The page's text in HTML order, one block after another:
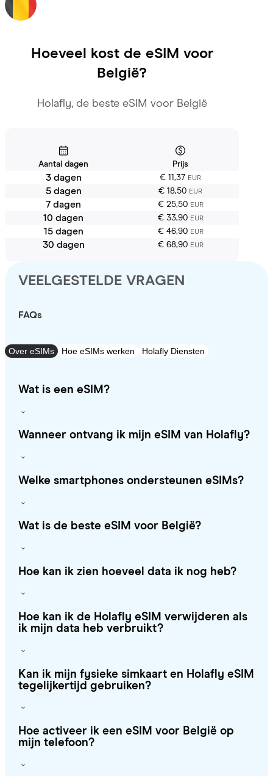
Hoeveel kost de eSIM voor
België?
Holafly, de beste eSIM voor België
Aantal dagen Prijs
3 dagen € 11,37 EUR
5 dagen € 18,50 EUR
7 dagen € 25,50 EUR
10 dagen € 33,90 EUR
15 dagen € 46,90 EUR
30 dagen € 68,90 EUR
VEELGESTELDE VRAGEN
FAQs
Over eSIMs Hoe eSIMs werken Holafly Diensten
Wat is een eSIM?
Wanneer ontvang ik mijn eSIM van Holafly?
Welke smartphones ondersteunen eSIMs?
Wat is de beste eSIM voor België?
Hoe kan ik zien hoeveel data ik nog heb?
Hoe kan ik de Holafly eSIM verwijderen als
ik mijn data heb verbruikt?
Kan ik mijn fysieke simkaart en Holafly eSIM
tegelijkertijd gebruiken?
Hoe activeer ik een eSIM voor België op
mijn telefoon?